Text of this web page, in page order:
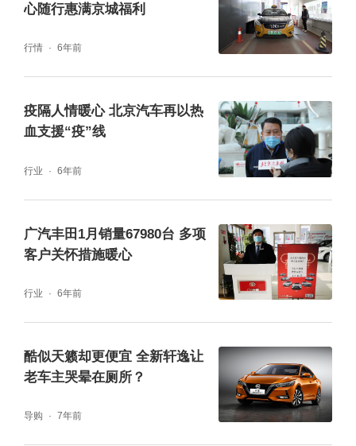
心随行惠满京城福利
行情 6年前
疫隔人情暖心 北京汽车再以热
血支援“疫”线
行业 6年前
广汽丰田1月销量67980台 多项
客户关怀措施暖心
行业 6年前
酷似天籁却更便宜 全新轩逸让
老车主哭晕在厕所？
导购 7年前